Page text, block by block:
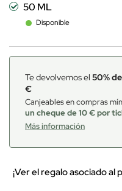
50 ML
Disponible
Te devolvemos el 50%
€
Canjeables en compras
un cheque de 10 € por
Más información
¡Ver el regalo asociado al